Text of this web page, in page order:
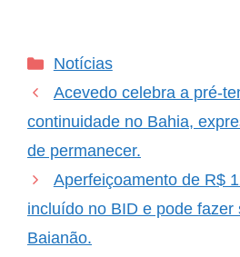
Bahia neste ano
que resultados em
campo. Gilberto, um dos
Categorias
Notícias
Acevedo celebra a pré-
continuidade no Bahia,
de permanecer.
Aperfeiçoamento de R$
incluído no BID e pode fazer
Baianão.